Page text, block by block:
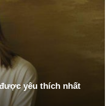
yêu thích nhất